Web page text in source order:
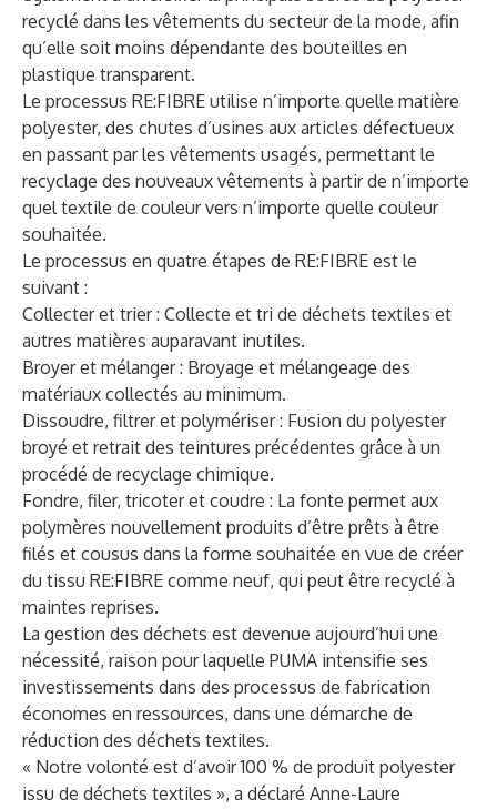
recyclé dans les vêtements du secteur de la mode, afin
qu’elle soit moins dépendante des bouteilles en
plastique transparent.
Le processus RE:FIBRE utilise n’importe quelle matière
polyester, des chutes d’usines aux articles défectueux
en passant par les vêtements usagés, permettant le
recyclage des nouveaux vêtements à partir de n’importe
quel textile de couleur vers n’importe quelle couleur
souhaitée.
Le processus en quatre étapes de RE:FIBRE est le
suivant :
Collecter et trier : Collecte et tri de déchets textiles et
autres matières auparavant inutiles.
Broyer et mélanger : Broyage et mélangeage des
matériaux collectés au minimum.
Dissoudre, filtrer et polymériser : Fusion du polyester
broyé et retrait des teintures précédentes grâce à un
procédé de recyclage chimique.
Fondre, filer, tricoter et coudre : La fonte permet aux
polymères nouvellement produits d’être prêts à être
filés et cousus dans la forme souhaitée en vue de créer
du tissu RE:FIBRE comme neuf, qui peut être recyclé à
maintes reprises.
La gestion des déchets est devenue aujourd’hui une
nécessité, raison pour laquelle PUMA intensifie ses
investissements dans des processus de fabrication
économes en ressources, dans une démarche de
réduction des déchets textiles.
« Notre volonté est d’avoir 100 % de produit polyester
issu de déchets textiles », a déclaré Anne-Laure